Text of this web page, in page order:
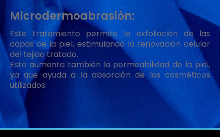
Microdermoabrasión:
Este tratamiento permite la exfoliación de las
capas de la piel, estimulando la renovación celular
del tejido tratado.
Esto aumenta también la permeabilidad de la piel,
ya que ayuda a la absorción de los cosméticos
utilizados.